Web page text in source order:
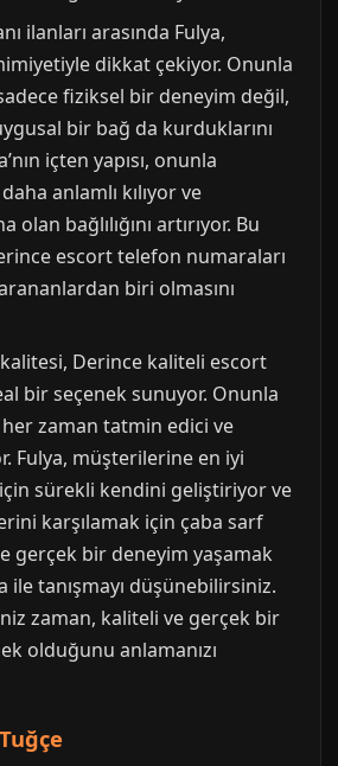
ilanları arasında Fulya,
dikkat çekiyor. Onunla
fiziksel bir deneyim değil,
bir bağ da kurduklarını
içten yapısı, onunla
anlamlı kılıyor ve
bağlılığını artırıyor. Bu
escort telefon numaraları
biri olmasını
kalitesi, Derince kaliteli escort
bir seçenek sunuyor. Onunla
zaman tatmin edici ve
Fulya, müşterilerine en iyi
sürekli kendini geliştiriyor ve
karşılamak için çaba sarf
gerçek bir deneyim yaşamak
ile tanışmayı düşünebilirsiniz.
zaman, kaliteli ve gerçek bir
olduğunu anlamanızı